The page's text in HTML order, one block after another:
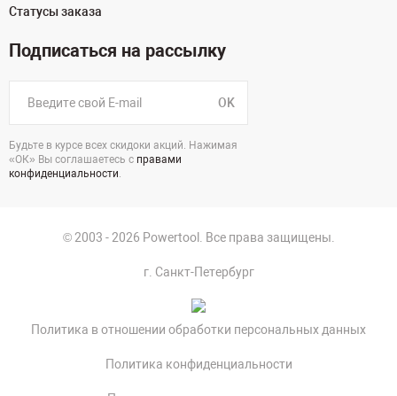
Статусы заказа
Подписаться на рассылку
OK
Будьте в курсе всех скидоки акций. Нажимая
«ОК» Вы соглашаетесь с правами
конфиденциальности.
© 2003 - 2026 Powertool. Все права защищены.
г. Санкт-Петербург
Политика в отношении обработки персональных данных
Политика конфиденциальности